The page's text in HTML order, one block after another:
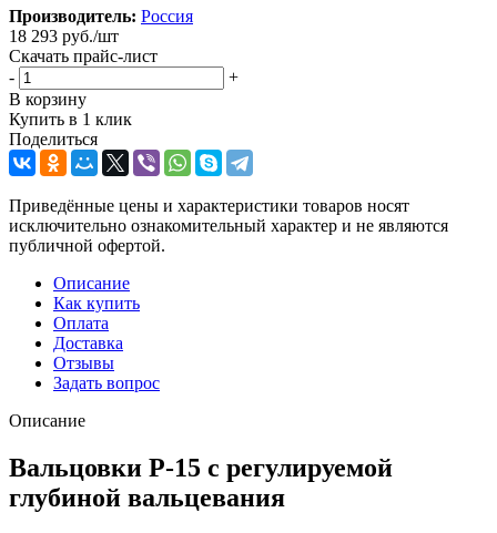
Производитель: Россия
18 293 руб./шт
Скачать прайс-лист
-
+
В корзину
Купить в 1 клик
Поделиться
Приведённые цены и характеристики товаров носят
исключительно ознакомительный характер и не являются
публичной офертой.
Описание
Как купить
Оплата
Доставка
Отзывы
Задать вопрос
Описание
Вальцовки Р-15 с регулируемой
глубиной вальцевания